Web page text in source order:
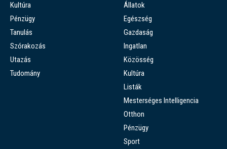
Kultúra
Pénzügy
Tanulás
Szórakozás
Utazás
Tudomány
Állatok
Egészség
Gazdaság
Ingatlan
Közösség
Kultúra
Listák
Mesterséges Intelligencia
Otthon
Pénzügy
Sport